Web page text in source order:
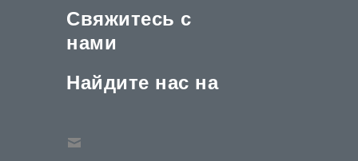
Свяжитесь с
нами
Найдите нас на